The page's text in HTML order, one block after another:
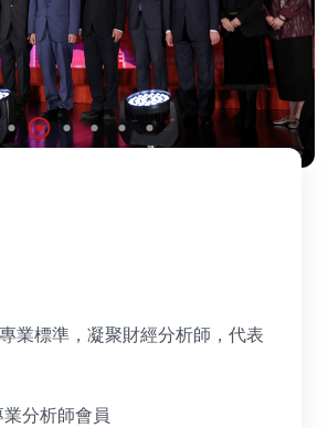
業標準，凝聚財經分析師，代表
分析師會員